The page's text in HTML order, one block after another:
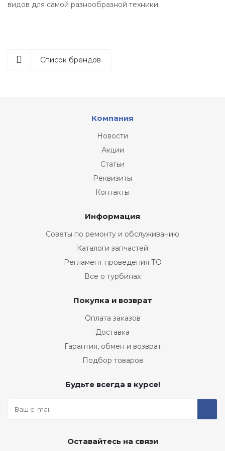
видов для самой разнообразной техники.
Список брендов
Компания
Новости
Акции
Статьи
Реквизиты
Контакты
Информация
Советы по ремонту и обслуживанию
Каталоги запчастей
Регламент проведения ТО
Все о турбинах
Покупка и возврат
Оплата заказов
Доставка
Гарантия, обмен и возврат
Подбор товаров
Будьте всегда в курсе!
Оставайтесь на связи